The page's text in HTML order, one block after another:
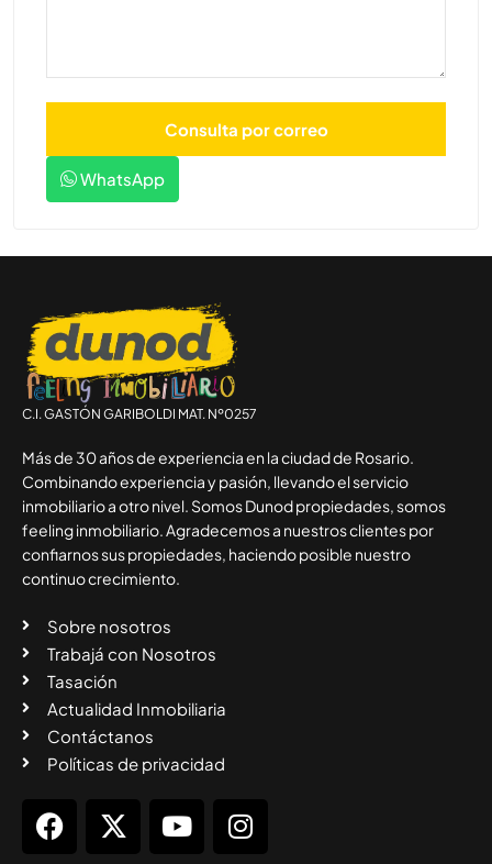
WhatsApp
C.I. GASTÓN GARIBOLDI MAT. Nº0257
Más de 30 años de experiencia en la ciudad de Rosario.
Combinando experiencia y pasión, llevando el servicio
inmobiliario a otro nivel. Somos Dunod propiedades, somos
feeling inmobiliario. Agradecemos a nuestros clientes por
confiarnos sus propiedades, haciendo posible nuestro
continuo crecimiento.
Sobre nosotros
Trabajá con Nosotros
Tasación
Actualidad Inmobiliaria
Contáctanos
Políticas de privacidad